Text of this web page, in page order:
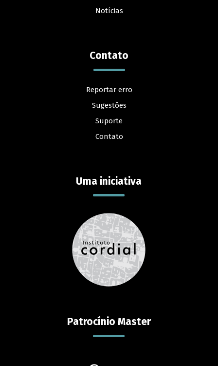
Uma iniciativa
Patrocínio Master
Notícias
Contato
Reportar erro
Sugestões
Suporte
Contato